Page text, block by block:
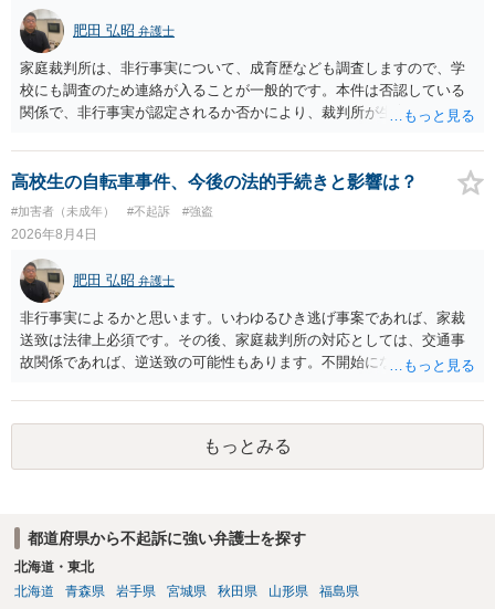
肥田 弘昭 弁護士
家庭裁判所は、非行事実について、成育歴なども調査しますので、学
校にも調査のため連絡が入ることが一般的です。本件は否認している
関係で、非行事実が認定されるか否かにより、裁判所が生育歴なども
ば無罪であり、非行がないのですから、その先の調査はないかと思い
ます。ご参考にしてください。
高校生の自転車事件、今後の法的手続きと影響は？
#加害者（未成年） #不起訴 #強盗
2026年8月4日
肥田 弘昭 弁護士
非行事実によるかと思います。いわゆるひき逃げ事案であれば、家裁
送致は法律上必須です。その後、家庭裁判所の対応としては、交通事
故関係であれば、逆送致の可能性もあります。不開始になるかどうか
もっとみる
都道府県から不起訴に強い弁護士を探す
北海道・東北
北海道
青森県 岩手県 宮城県 秋田県 山形県 福島県